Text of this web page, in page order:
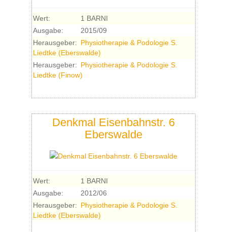
Wert:
1 BARNI
Ausgabe:
2015/09
Herausgeber: Physiotherapie & Podologie S.
Liedtke (Eberswalde)
Herausgeber: Physiotherapie & Podologie S.
Liedtke (Finow)
Denkmal Eisenbahnstr. 6
Eberswalde
Wert:
1 BARNI
Ausgabe:
2012/06
Herausgeber: Physiotherapie & Podologie S.
Liedtke (Eberswalde)